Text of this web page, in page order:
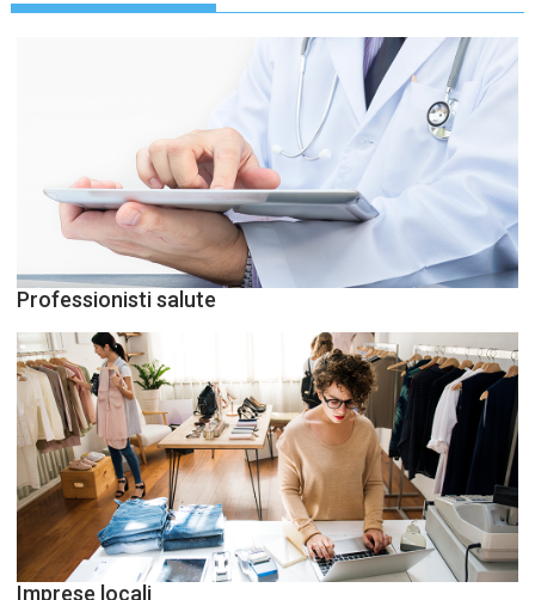
Professionisti salute
Imprese locali